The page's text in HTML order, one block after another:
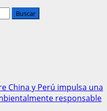
China y Perú impulsa una
responsable